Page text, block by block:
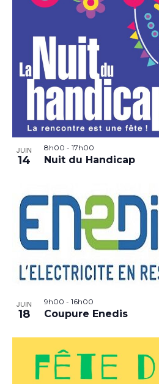
JUIN
14
8h00 - 17h00
Nuit du Handicap
JUIN
18
9h00 - 16h00
Coupure Enedis